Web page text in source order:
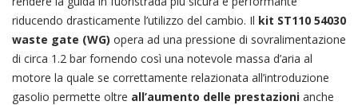
riducendo drasticamente l’utilizzo del cambio. Il kit ST110 54030
waste gate (WG) opera ad una pressione di sovralimentazione
di circa 1.2 bar fornendo così una notevole massa d’aria al
motore la quale se correttamente relazionata all’introduzione
gasolio permette oltre all’aumento delle prestazioni anche